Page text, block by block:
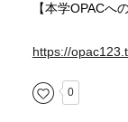
【本学OPACへ
https://
0